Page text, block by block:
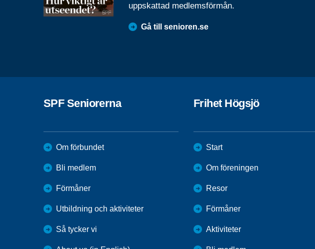
uppskattad medlemsförmån.
Gå till senioren.se
SPF Seniorerna
Om förbundet
Bli medlem
Förmåner
Utbildning och aktiviteter
Så tycker vi
Frihet Högsjö
Start
Om föreningen
Resor
Förmåner
Aktiviteter